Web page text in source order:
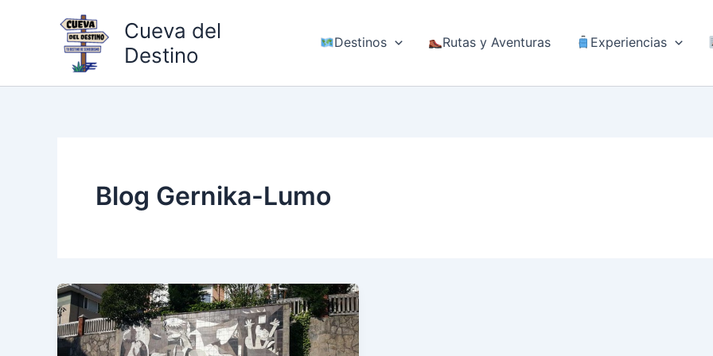
Cueva del
Destino
Destinos Rutas y Aventuras Experiencias
Blog Gernika-Lumo